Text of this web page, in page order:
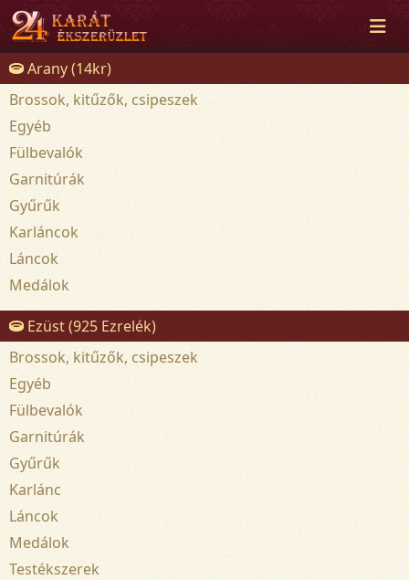
Arany (14kr)
Brossok, kitűzők, csipeszek
Egyéb
Fülbevalók
Garnitúrák
Gyűrűk
Karláncok
Láncok
Medálok
Ezüst (925 Ezrelék)
Brossok, kitűzők, csipeszek
Egyéb
Fülbevalók
Garnitúrák
Gyűrűk
Karlánc
Láncok
Medálok
Testékszerek